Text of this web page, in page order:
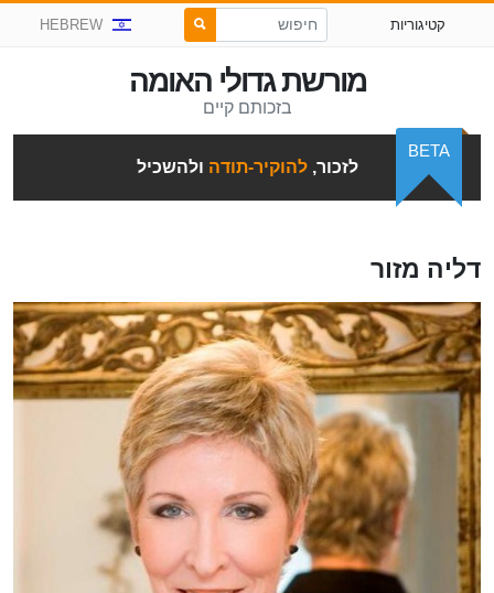
קטיגוריות HEBREW
מורשת גדולי האומה
בזכותם קיים
לזכור,להוקיר-תודה ולהשכיל
BETA
דליה מזור